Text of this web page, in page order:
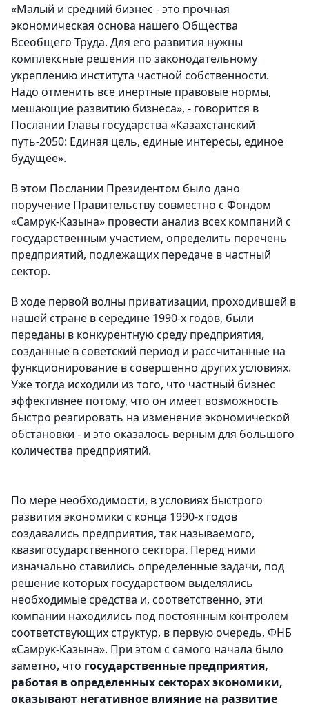
«Малый и средний бизнес - это прочная
экономическая основа нашего Общества
Всеобщего Труда. Для его развития нужны
комплексные решения по законодательному
укреплению института частной собственности.
Надо отменить все инертные правовые нормы,
мешающие развитию бизнеса», - говорится в
Послании Главы государства «Казахстанский
путь-2050: Единая цель, единые интересы, единое
будущее».
В этом Послании Президентом было дано
поручение Правительству совместно с Фондом
«Самрук-Казына» провести анализ всех компаний с
государственным участием, определить перечень
предприятий, подлежащих передаче в частный
сектор.
В ходе первой волны приватизации, проходившей в
нашей стране в середине 1990-х годов, были
переданы в конкурентную среду предприятия,
созданные в советский период и рассчитанные на
функционирование в совершенно других условиях.
Уже тогда исходили из того, что частный бизнес
эффективнее потому, что он имеет возможность
быстро реагировать на изменение экономической
обстановки - и это оказалось верным для большого
количества предприятий.
По мере необходимости, в условиях быстрого
развития экономики с конца 1990-х годов
создавались предприятия, так называемого,
квазигосударственного сектора. Перед ними
изначально ставились определенные задачи, под
решение которых государством выделялись
необходимые средства и, соответственно, эти
компании находились под постоянным контролем
соответствующих структур, в первую очередь, ФНБ
«Самрук-Казына». При этом с самого начала было
заметно, что государственные предприятия,
работая в определенных секторах экономики,
оказывают негативное влияние на развитие